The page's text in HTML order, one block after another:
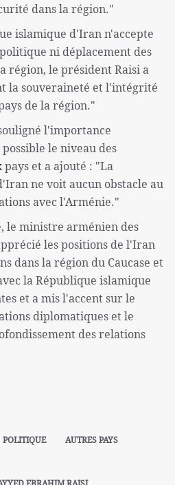
dans la région."
islamique d'Iran n'accepte
ni déplacement des
région, le président Raisi a
la souveraineté et l'intégrité
de la région."
l'importance
le niveau des
et a ajouté : "La
ne voit aucun obstacle au
avec l'Arménie."
le ministre arménien des
les positions de l'Iran
dans la région du Caucase et
la République islamique
et a mis l'accent sur le
diplomatiques et le
des relations
POLITIQUE AUTRES PAYS